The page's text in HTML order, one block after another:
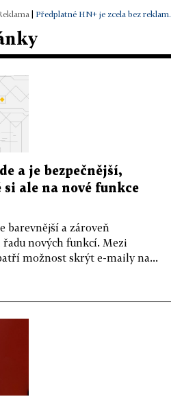
Předplatné HN+ je zcela bez reklam.
a je bezpečnější,
ale na nové funkce
barevnější a zároveň
nových funkcí. Mezi
možnost skrýt e-maily na...